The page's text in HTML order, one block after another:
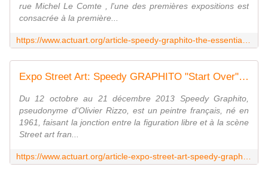
rue Michel Le Comte , l'une des premières expositions est
consacrée à la première...
Expo Street Art: Speedy GRAPHITO "Start Over" - ACTUART by Eric SIMON
Du 12 octobre au 21 décembre 2013 Speedy Graphito,
pseudonyme d'Olivier Rizzo, est un peintre français, né en
1961, faisant la jonction entre la figuration libre et à la scène
Street art fran...